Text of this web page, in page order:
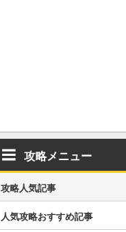
攻略メニュー
攻略人気記事
人気攻略おすすめ記事